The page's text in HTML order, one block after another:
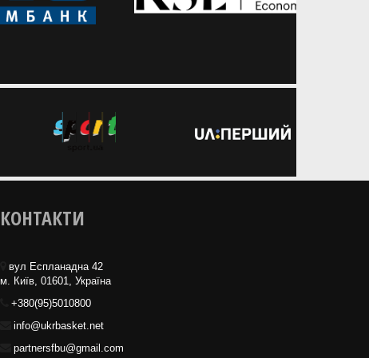
КОНТАКТИ
вул Еспланадна 42
м. Київ, 01601, Україна
+380(95)5010800
info@ukrbasket.net
partnersfbu@gmail.com